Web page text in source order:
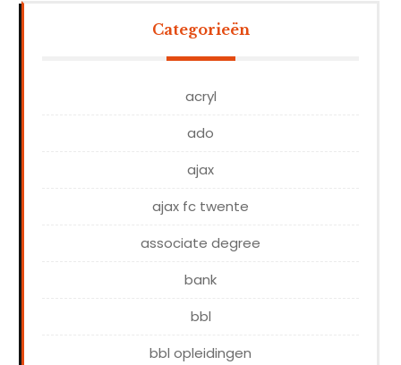
Categorieën
acryl
ado
ajax
ajax fc twente
associate degree
bank
bbl
bbl opleidingen